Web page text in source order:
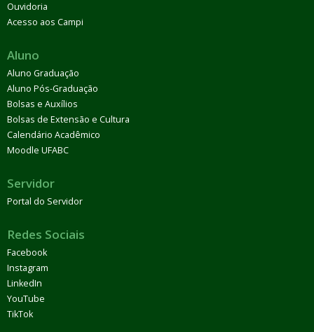
Ouvidoria
Acesso aos Campi
Aluno
Aluno Graduação
Aluno Pós-Graduação
Bolsas e Auxílios
Bolsas de Extensão e Cultura
Calendário Acadêmico
Moodle UFABC
Servidor
Portal do Servidor
Redes Sociais
Facebook
Instagram
LinkedIn
YouTube
TikTok